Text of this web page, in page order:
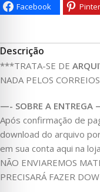
Facebook
Descrição
***TRATA-SE DE
NADA PELOS
—- SOBRE A ENTREGA
Após confirmação de
download do arquivo
em sua conta aqui na
NÃO ENVIAREMOS
PRECISARÁ FAZER